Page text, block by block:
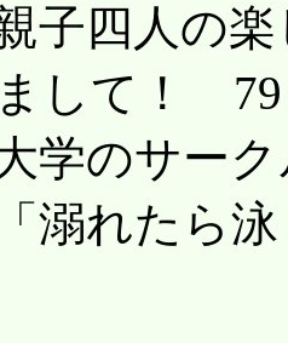
の楽し
して！ 79
ークル
ら泳ぐ